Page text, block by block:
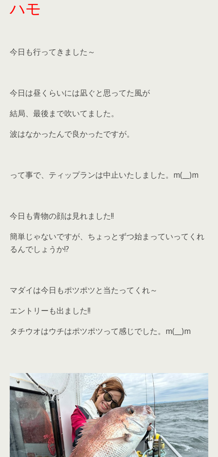
ハモ
今日も行ってきました～
今日は昼くらいには凪ぐと思ってた風が
結局、最後まで吹いてました。
波はなかったんで良かったですが。
って事で、ティップランは中止いたしました。m(__)m
今日も青物の顔は見れました!!
簡単じゃないですが、ちょっとずつ始まっていってくれ
るんでしょうか!?
マダイは今日もポツポツと当たってくれ～
エントリーも出ました!!
タチウオはウチはポツポツって感じでした。m(__)m